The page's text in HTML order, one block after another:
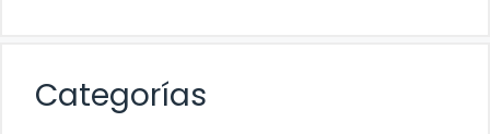
Categorías